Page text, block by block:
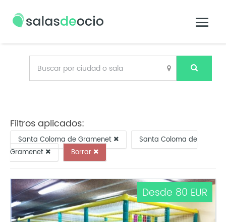
Filtros aplicados:
Santa Coloma de Gramenet
Santa Coloma de
Gramenet
Borrar
Desde 80 EUR